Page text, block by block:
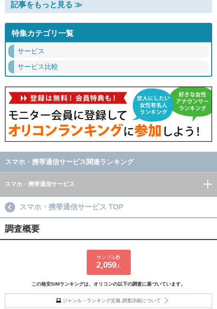
記事をもっと見る ≫
特集カテゴリ一覧
サービス
サービス比較
スマホ・携帯通信サービス関連ランキング
スマホ・携帯通信サービス
スマホ・携帯通信サービス TOP
調査概要
サンプル数
2,059人
この格安SIMランキングは、オリコンの以下の調査に基づいています。
ジャンル・ランキング定義 調査詳細について